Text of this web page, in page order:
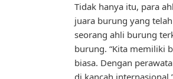
Tidak hanya itu, para
juara burung yang
seorang ahli burung
burung. “Kita memiliki
biasa. Dengan